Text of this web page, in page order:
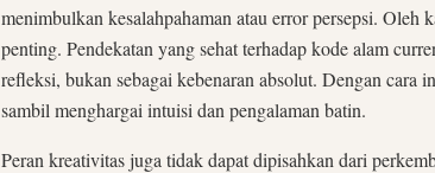
menimbulkan kesalahpahaman atau error persepsi. Oleh
penting. Pendekatan yang sehat terhadap kode alam
refleksi, bukan sebagai kebenaran absolut. Dengan cara
sambil menghargai intuisi dan pengalaman batin.
Peran kreativitas juga tidak dapat dipisahkan dari